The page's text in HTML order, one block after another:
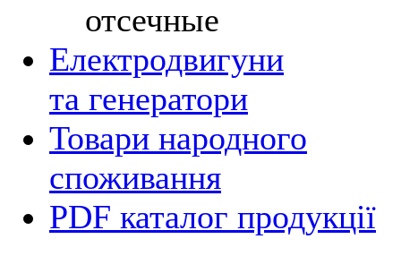
отсечные
Електродвигуни
та генератори
Товари народного
споживання
PDF каталог продукції